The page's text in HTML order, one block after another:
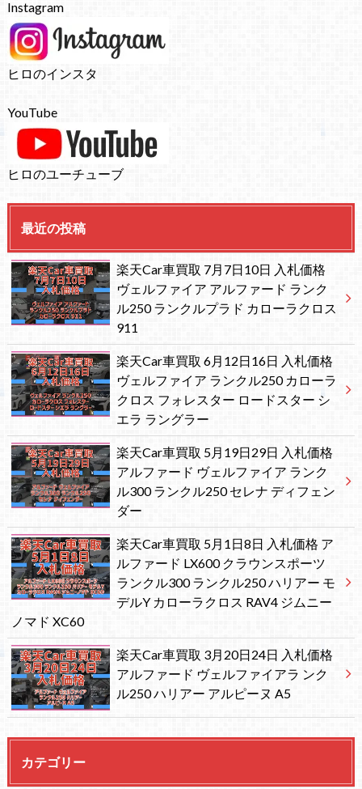
Instagram
ヒロのインスタ
YouTube
ヒロのユーチューブ
最近の投稿
楽天Car車買取 7月7日10日 入札価格
ヴェルファイア アルファード ランク
ル250 ランクルプラド カローラクロス
911
楽天Car車買取 6月12日16日 入札価格
ヴェルファイア ランクル250 カローラ
クロス フォレスター ロードスター シ
エラ ラングラー
楽天Car車買取 5月19日29日 入札価格
アルファード ヴェルファイア ランク
ル300 ランクル250 セレナ ディフェン
ダー
楽天Car車買取 5月1日8日 入札価格 ア
ルファード LX600 クラウンスポーツ
ランクル300 ランクル250 ハリアー モ
デルY カローラクロス RAV4 ジムニー
ノマド XC60
楽天Car車買取 3月20日24日 入札価格
アルファード ヴェルファイアラ ンク
ル250 ハリアー アルピーヌ A5
カテゴリー